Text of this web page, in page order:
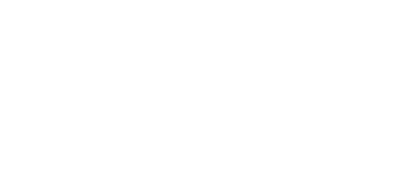
анализираме
с друга